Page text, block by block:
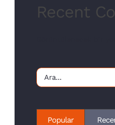
Recent
Ara:
Popular